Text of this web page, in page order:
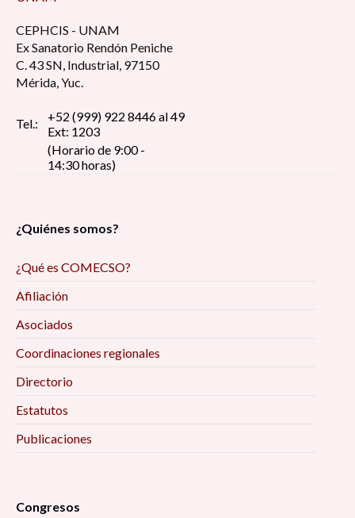
CEPHCIS - UNAM
Ex Sanatorio Rendón Peniche
C. 43 SN, Industrial, 97150
Mérida, Yuc.
Tel.:
+52 (999) 922 8446 al 49
Ext: 1203
(Horario de 9:00 -
14:30 horas)
¿Quiénes somos?
¿Qué es COMECSO?
Afiliación
Asociados
Coordinaciones regionales
Directorio
Estatutos
Publicaciones
Congresos